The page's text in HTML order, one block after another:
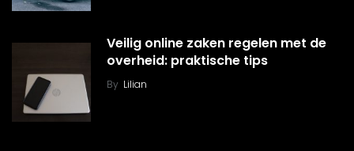
Veilig online zaken regelen met de
overheid: praktische tips
By Lilian